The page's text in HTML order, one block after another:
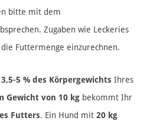
bitte mit dem
Zugaben wie Leckeries
Futtermenge einzurechnen.
3,5-5 % des Körpergewichts Ihres
Gewicht von 10 kg bekommt Ihr
Futters. Ein Hund mit 20 kg